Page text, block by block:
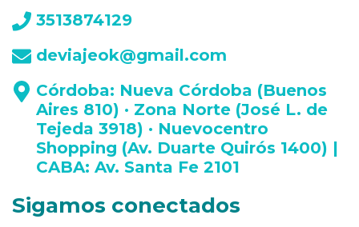
3513874129
deviajeok@gmail.com
Córdoba: Nueva Córdoba (Buenos
Aires 810) · Zona Norte (José L. de
Tejeda 3918) · Nuevocentro
Shopping (Av. Duarte Quirós 1400) |
CABA: Av. Santa Fe 2101
Sigamos conectados